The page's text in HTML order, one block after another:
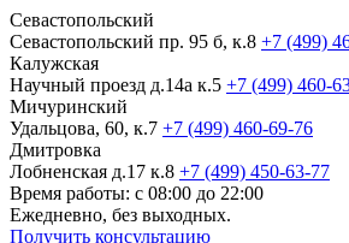
Севастопольский
Севастопольский пр. 95 б, к.8 +7 (499)
Калужская
Научный проезд д.14а к.5 +7 (499) 460-
Мичуринский
Удальцова, 60, к.7 +7 (499) 460-69-76
Дмитровка
Лобненская д.17 к.8 +7 (499) 450-63-77
Время работы: с 08:00 до 22:00
Ежедневно, без выходных.
Получить консультацию